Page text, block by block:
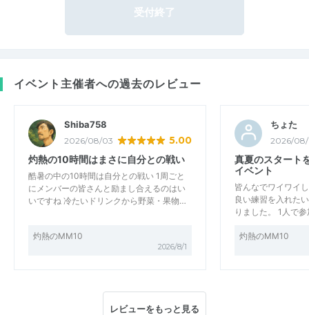
受付終了
イベント主催者への過去のレビュー
Shiba758
2026/08/03 5.00
灼熱の10時間はまさに自分との戦い
酷暑の中の10時間は自分との戦い 1周ごと
にメンバーの皆さんと励まし合えるのはい
いですね 冷たいドリンクから野菜・果物…
灼熱のMM10
2026/8/1
ちょた
2026/
真夏のスタート
イベント
皆んなでワイワイ
良い練習を入れた
りました。 1人で
灼熱のMM10
レビューをもっと見る